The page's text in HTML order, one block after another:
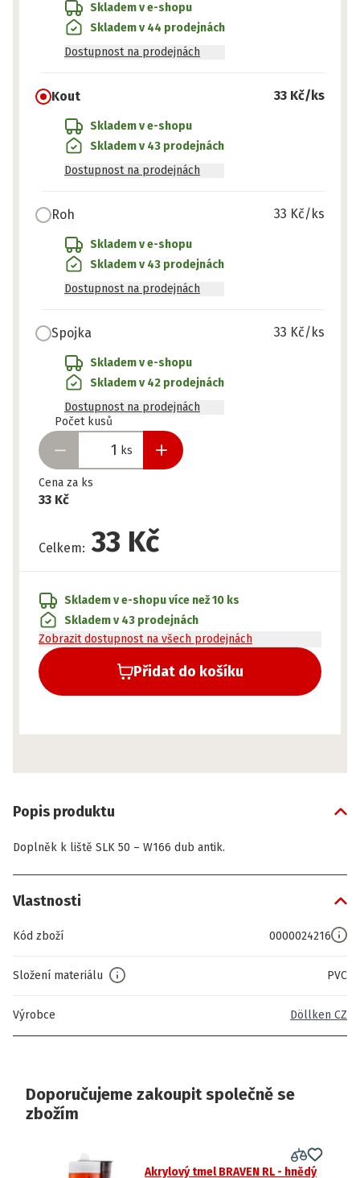
Skladem v e-shopu
Skladem v 44 prodejnách
Dostupnost na prodejnách
Kout 33 Kč/ks
Skladem v e-shopu
Skladem v 43 prodejnách
Dostupnost na prodejnách
Roh 33 Kč/ks
Skladem v e-shopu
Skladem v 43 prodejnách
Dostupnost na prodejnách
Spojka 33 Kč/ks
Skladem v e-shopu
Skladem v 42 prodejnách
Dostupnost na prodejnách
Počet kusů
ks
Připraveno
Cena za ks
33 Kč
Celkem: 33 Kč
Přidat do košíku
Skladem v e-shopuvíce než 10 ks
Skladem v 43 prodejnách
Zobrazit dostupnost na všech prodejnách
Popis produktu
Doplněk k liště SLK 50 – W166 dub antik.
Vlastnosti
Kód zboží 0000024216
Složení materiálu PVC
Výrobce Döllken CZ
Doporučujeme zakoupit společně se
zbožím
Akrylový tmel BRAVEN RL - hnědý